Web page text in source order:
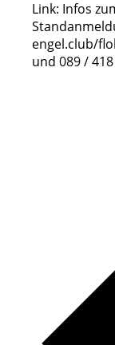
Link: Infos
engel.club/
und 089 /